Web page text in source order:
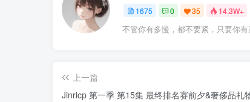
1675 0 35 14.3W+
不管你有多慢，都不要紧，只要你
上一篇
Jinricp 第一季 第15集 最终排名赛前夕&奢侈品礼